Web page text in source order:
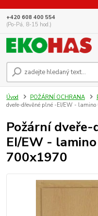
+420 608 400 554
(Po-Pá, 8-15 hod.)
Úvod POŽÁRNÍ OCHRANA
dveře-dřevěné plné -EI/EW -
Požární
EI/EW -
700x1970